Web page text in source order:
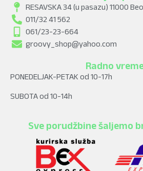
RESAVSKA 34 (u pasazu) 11000
011/32 41 562
061/23-23-664
groovy_shop@yahoo.com
Radno
PONEDELJAK-PETAK od 10-17h
SUBOTA od 10-14h
Sve porudžbine šaljemo